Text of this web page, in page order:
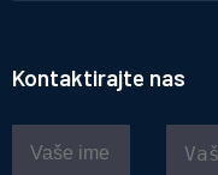
Kontaktirajte nas